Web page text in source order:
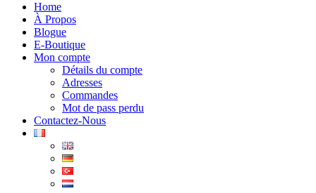
Home
À Propos
Blogue
E-Boutique
Mon compte
Détails du compte
Adresses
Commandes
Mot de pass perdu
Contactez-Nous